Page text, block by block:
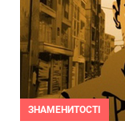
ЗНАМЕНИТОСТІ